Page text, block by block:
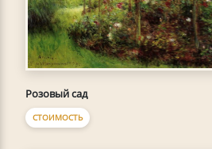
Розовый сад
СТОИМОСТЬ